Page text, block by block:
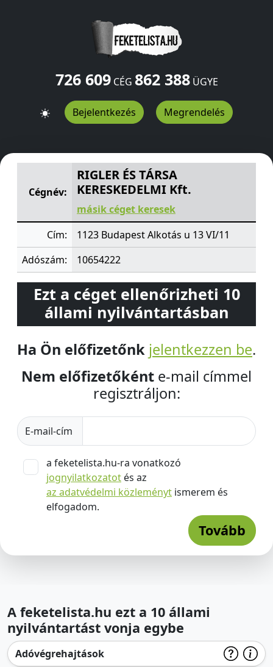
726 609CÉG 862 388ÜGYE
Bejelentkezés Megrendelés
RIGLER ÉS TÁRSA KERESKEDELMI Kft.
Cégnév:
RIGLER ÉS TÁRSA
KERESKEDELMI Kft.
másik céget keresek
Cím:
1123 Budapest Alkotás u 13 VI/11
Adószám:
10654222
Ezt a céget ellenőrizheti 10
állami nyilvántartásban
Ha Ön előfizetőnk jelentkezzen be.
Nem előfizetőként e-mail címmel
regisztráljon:
E-mail-cím
a feketelista.hu-ra vonatkozó
jognyilatkozatot és az
az adatvédelmi közleményt ismerem és
elfogadom.
Tovább
A feketelista.hu ezt a 10 állami
nyilvántartást vonja egybe
Adóvégrehajtások